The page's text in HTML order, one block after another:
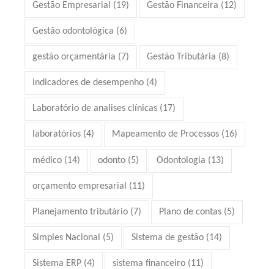
Gestão Empresarial (19) Gestão Financeira (12)
Gestão odontológica (6)
gestão orçamentária (7) Gestão Tributária (8)
indicadores de desempenho (4)
Laboratório de analises clínicas (17)
laboratórios (4) Mapeamento de Processos (16)
médico (14) odonto (5) Odontologia (13)
orçamento empresarial (11)
Planejamento tributário (7) Plano de contas (5)
Simples Nacional (5) Sistema de gestão (14)
Sistema ERP (4) sistema financeiro (11)